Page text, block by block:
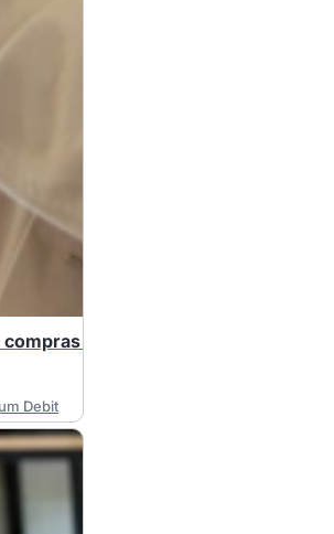
con cobertura de envío
Debit